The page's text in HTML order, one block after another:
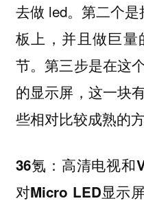
去做 led。第二个
板上，并且做巨
节。第三步是在这
的显示屏，这一块
些相对比较成熟的方
36氪：高清电视和
对Micro LED显示